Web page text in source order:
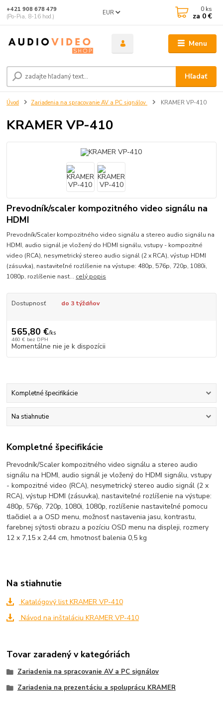
Menu
EUR
Hľadať
+421 908 678 479
(Po-Pia, 8-16 hod.)
0 ks
za 0 €
Úvod Zariadenia na spracovanie AV a PC signálov KRAMER VP-410
KRAMER VP-410
Prevodník/scaler kompozitného video signálu na
HDMI
Prevodník/Scaler kompozitného video signálu a stereo audio signálu na
HDMI, audio signál je vložený do HDMI signálu, vstupy - kompozitné
video (RCA), nesymetrický stereo audio signál (2 x RCA), výstup HDMI
(zásuvka), nastaviteľné rozlíšenie na výstupe: 480p, 576p, 720p, 1080i,
1080p, rozlíšenie nast... celý popis
Dostupnosť do 3 týždňov
565,80 €/ks
460 € bez DPH
Momentálne nie je k dispozícii
Kompletné špecifikácie
Na stiahnutie
Kompletné špecifikácie
Prevodník/Scaler kompozitného video signálu a stereo audio
signálu na HDMI, audio signál je vložený do HDMI signálu, vstupy
- kompozitné video (RCA), nesymetrický stereo audio signál (2 x
RCA), výstup HDMI (zásuvka), nastaviteľné rozlíšenie na výstupe:
480p, 576p, 720p, 1080i, 1080p, rozlíšenie nastaviteľné pomocu
tlačidiel a a OSD menu, možnosť nastavenia jasu, kontrastu,
farebnej sýtosti obrazu a pozíciu OSD menu na displeji, rozmery
12 x 7,15 x 2,44 cm, hmotnosť balenia 0,5 kg
Na stiahnutie
Katalógový list KRAMER VP-410
Návod na inštaláciu KRAMER VP-410
Tovar zaradený v kategóriách
Zariadenia na spracovanie AV a PC signálov
Zariadenia na prezentáciu a spoluprácu KRAMER